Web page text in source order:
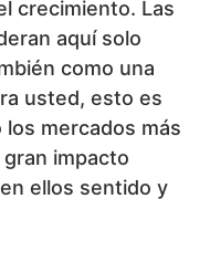
crecimiento. Las
aquí solo
como una
usted, esto es
mercados más
impacto
ellos sentido y